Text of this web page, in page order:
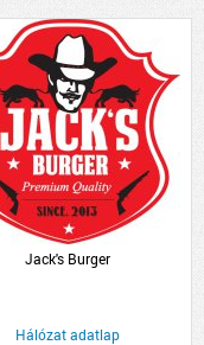
Jack's Burger
Hálózat adatlap